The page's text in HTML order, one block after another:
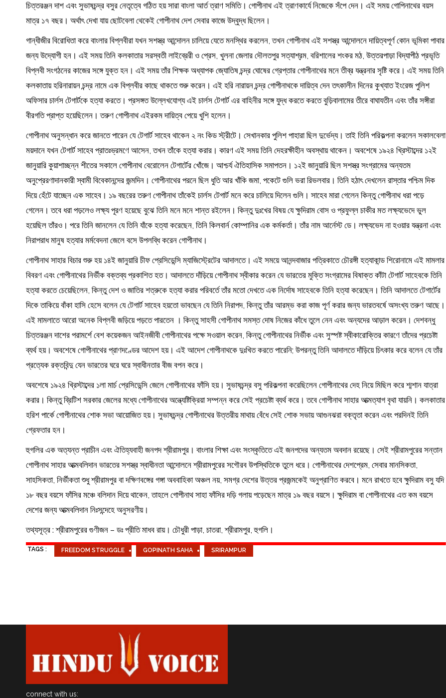
চিত্তরঞ্জন দাশ এবং সুভাষচন্দ্র বসুর নেতৃত্বে গঠিত হয় সারা বাংলা আর্ত ত্রাণ সমিতি। গোপীনাথ এই ত্রাণকার্যে নিজেকে সঁপে দেন। এই সময় গোপিনাথের বয়স
মাত্র ১৭ বছর। অর্থাৎ দেখা যায় ছোটবেলা থেকেই গোপীনাথ দেশ সেবার কাজে উদ্বুদ্ধ ছিলেন।
গান্ধীজীর বিরোধিতা করে বাংলার বিপ্লবীরা যখন সশস্ত্র আন্দোলন চালিয়ে যেতে মনস্থির করলেন, তখন গোপীনাথ এই সশস্ত্র আন্দোলনে দায়িত্বপূর্ণ কোন ভূমিকা পাবার
জন্য উদ্যোগী হন। এই সময় তিনি কলকাতার সরস্বতী লাইব্রেরী ও প্রেস, খুলনা জেলার দৌলতপুর সত্যাশ্র়ম, বরিশালের শংকর মঠ, উত্তরপাড়া বিদ্যাপীঠ প্রভৃতি
বিপ্লবী সংগঠনের কাজের সঙ্গে যুক্ত হন। এই সময় তাঁর শিক্ষক অধ্যাপক জ্যোতিষ চন্দ্র ঘোষের গ্রেপ্তার গোপীনাথের মনে তীব্র যন্ত্রনার সৃষ্টি করে। এই সময় তিনি
কলকাতায় হরিনারায়ন চন্দ্র নামে এক বিপ্লবীর কাছে থাকতে শুরু করেন। এই হরি নারায়ন চন্দ্র গোপীনাথকে দায়িত্ব দেন তৎকালীন দিনের কুখ্যাত ইংরেজ পুলিশ
অফিসার চার্লস টেগার্টকে হত্যা করতে। প্রসঙ্গত উল্লেখযোগ্য এই চার্লস টেগার্ট এর বাহিনীর সঙ্গে যুদ্ধ করতে করতে বুড়িবালামের তীরে বাঘাযতীন এবং তাঁর সঙ্গীরা
বীরগতি প্রাপ্ত হয়েছিলেন। তরুণ গোপীনাথ এইরকম দায়িত্ব পেয়ে খুশি হলেন।
গোপীনাথ অনুসন্ধান করে জানতে পারেন যে টেগার্ট সাহেব থাকেন ২ নং কিড স্ট্রীটে। সেখানকার পুলিশ পাহারা ছিল দুর্ভেদ্য। তাই তিনি পরিকল্পনা করলেন সকালবেলা
ময়দানে যখন টেগার্ট সাহেব প্রাতঃভ্রমণে আসেন, তখন তাঁকে হত্যা করার। কারণ এই সময় তিনি দেহরক্ষীহীন অবস্থায় থাকেন। অবশেষে ১৯২৪ খ্রিস্টাব্দের ১২ই
জানুয়ারি কুয়াশাচ্ছন্ন শীতের সকালে গোপীনাথ বেরোলেন টেগার্টের খোঁজে। আশ্চর্য ঐতিহাসিক সমাপতন। ১২ই জানুয়ারি ছিল সশস্ত্র সংগ্রামের অন্যতম
অনুপ্রেরণাদানকারী স্বামী বিবেকানন্দের জন্মদিন। গোপীনাথের পরনে ছিল ধুতি আর খাঁকি জমা, পকেটে গুলি ভরা রিভলবার। তিনি হঠাৎ দেখলেন রাস্তার পশ্চিম দিক
দিয়ে হেঁটে যাচ্ছেন এক সাহেব। ১৯ বছরের তরুণ গোপীনাথ তাঁকেই চার্লস টেগার্ট মনে করে চালিয়ে দিলেন গুলি। সাহেব মারা গেলেন কিন্তু গোপীনাথ ধরা পড়ে
গেলেন। তবে ধরা পড়লেও লক্ষ্য পূরণ হয়েছে বুঝে তিনি মনে মনে শান্ত রইলেন। কিন্তু দুঃখের বিষয় যে ক্ষুদিরাম বোস ও প্রফুল্ল চাকীর মত লক্ষ্যভেদে ভুল
হয়েছিল তাঁরও। পরে তিনি জানলেন যে তিনি যাঁকে হত্যা করেছেন, তিনি কিলবার্ন কোম্পানির এক কর্মকর্তা। তাঁর নাম আর্নেস্ট ডে। লক্ষ্যভেদ না হওয়ার যন্ত্রনা এবং
নিরাপরাধ মানুষ হত্যার মর্মবেদনা জেলে বসে উপলব্ধি করেন গোপীনাথ।
গোপীনাথ সাহার বিচার শুরু হয় ১৪ই জানুয়ারি চীফ প্রেসিডেন্সি ম্যাজিস্ট্রেটের আদালতে। এই সময়ে আনন্দবাজার পত্রিকাতে চৌরঙ্গী হত্যাকান্ড শিরোনামে এই মামলার
বিবরণ এবং গোপীনাথের নির্ভীক বক্তব্য প্রকাশিত হত। আদালতে দাঁড়িয়ে গোপীনাথ স্বীকার করেন যে ভারতের মুক্তি সংগ্রামের বিষাক্ত কাঁটা টেগার্ট সাহেবকে তিনি
হত্যা করতে চেয়েছিলেন, কিন্তু দেশ ও জাতির শত্রুকে হত্যা করার পরিবর্তে তাঁর মতো দেখতে এক নির্দোষ সাহেবকে তিনি হত্যা করেছেন। তিনি আদালতে টেগার্টের
দিকে তাকিয়ে বাঁকা হাসি হেসে বলেন যে টেগার্ট সাহেব হয়তো ভাবছেন যে তিনি নিরাপদ, কিন্তু তাঁর আরম্ভ করা কাজ পূর্ণ করার জন্য ভারতবর্ষে অসংখ্য তরুণ আছে।
এই মামলাতে আরো অনেক বিপ্লবী জড়িয়ে পড়তে পারতেন । কিন্তু সাহসী গোপীনাথ সমস্ত দোষ নিজের কাঁধে তুলে নেন এবং অন্যদের আড়াল করেন। দেশবন্ধু
চিত্তরঞ্জন দাশের পরামর্শে বেশ কয়েকজন আইনজীবী গোপীনাথের পক্ষে সওয়াল করেন, কিন্তু গোপীনাথের নির্ভীক এবং সুস্পষ্ট স্বীকারোক্তির কারণে তাঁদের প্রচেষ্টা
ব্যর্থ হয়। অবশেষে গোপীনাথের প্রাণদণ্ডের আদেশ হয়। এই আদেশ গোপীনাথকে দুঃখিত করতে পারেনি; উপরন্তু তিনি আদালতে দাঁড়িয়ে চিৎকার করে বলেন যে তাঁর
প্রত্যেক রক্তবিন্দু যেন ভারতের ঘরে ঘরে স্বাধীনতার বীজ বপন করে।
অবশেষে ১৯২৪ খ্রিস্টাব্দের ১লা মার্চ প্রেসিডেন্সি জেলে গোপীনাথের ফাঁসি হয়। সুভাষচন্দ্র বসু পরিকল্পনা করেছিলেন গোপীনাথের দেহ নিয়ে মিছিল করে শ্মশান যাত্রা
করার। কিন্তু ব্রিটিশ সরকার জেলের মধ্যে গোপীনাথের অন্ত্যেষ্টিক্রিয়া সম্পন্ন করে সেই প্রচেষ্টা ব্যর্থ করে। তবে গোপীনাথ সাহার আত্মত্যাগ বৃথা যায়নি। কলকাতার
হরিশ পার্কে গোপীনাথের শোক সভা আয়োজিত হয়। সুভাষচন্দ্র গোপীনাথের উত্তরীয় মাথায় বেঁধে সেই শোক সভায় আগুনঝরা বক্তৃতা করেন এবং পরদিনই তিনি
গ্রেফতার হন।
হুগলির এক অত্যন্ত প্রাচীন এবং ঐতিহ্যবাহী জনপদ শ্রীরামপুর। বাংলার শিক্ষা এবং সংস্কৃতিতে এই জনপদের অন্যতম অবদান রয়েছে। সেই শ্রীরামপুরের সন্তান
গোপীনাথ সাহার আত্মবলিদান ভারতের সশস্ত্র স্বাধীনতা আন্দোলনে শ্রীরামপুরের সগৌরব উপস্থিতিকে তুলে ধরে। গোপীনাথের দেশপ্রেম, সেবার মানসিকতা,
সাহসিকতা, নির্ভীকতা শুধু শ্রীরামপুর বা দক্ষিণবঙ্গের গঙ্গা অববাহিকা অঞ্চল নয়, সমগ্র দেশের উত্তর প্রজন্মকেই অনুপ্রাণিত করবে। মনে রাখতে হবে ক্ষুদিরাম বসু যদি
১৮ বছর বয়সে ফাঁসির মঞ্চে বলিদান দিয়ে থাকেন, তাহলে গোপীনাথ সাহা ফাঁসির দড়ি গলায় পড়েছেন মাত্র ১৯ বছর বয়সে। ক্ষুদিরাম বা গোপীনাথের এত কম বয়সে
দেশের জন্য আত্মবলিদান নিঃসন্দেহে অনুসরণীয়।
তথ্যসূত্র : শ্রীরামপুরের গুণীজন – ডঃ প্রীতি মাধব রায়। চৌধুরী পাড়া, চাতরা, শ্রীরামপুর, হুগলি।
TAGS : FREEDOM STRUGGLE GOPINATH SAHA SRIRAMPUR
connect with us: